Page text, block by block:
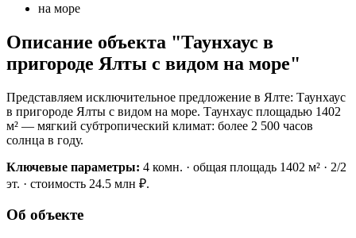
на море
Описание объекта "Таунхаус в
пригороде Ялты с видом на море"
Представляем исключительное предложение в Ялте: Таунхаус
в пригороде Ялты с видом на море. Таунхаус площадью 1402
м² — мягкий субтропический климат: более 2 500 часов
солнца в году.
Ключевые параметры: 4 комн. · общая площадь 1402 м² · 2/2
эт. · стоимость 24.5 млн ₽.
Об объекте